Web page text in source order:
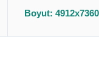
Boyut: